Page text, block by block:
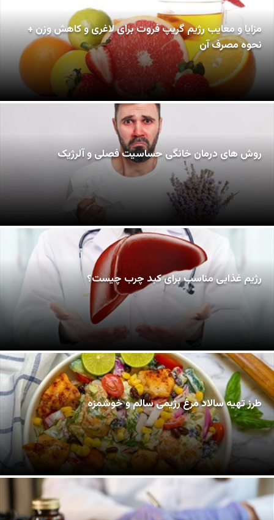
مزایا و معایب رژیم گریپ فروت برای لاغری و کاهش وزن +
نحوه مصرف آن
روش های درمان خانگی حساسیت فصلی و آلرژیک
رژیم غذایی مناسب برای کبد چرب چیست؟
طرز تهیه سالاد مرغ رژیمی سالم و خوشمزه